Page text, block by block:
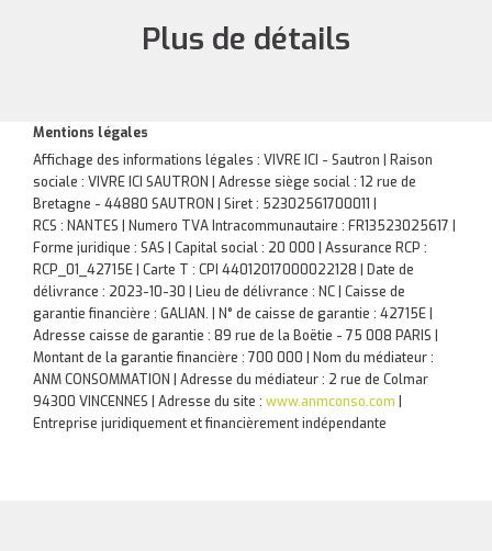
Plus de détails
Mentions légales
Affichage des informations légales : VIVRE ICI - Sautron | Raison
sociale : VIVRE ICI SAUTRON | Adresse siège social : 12 rue de
Bretagne - 44880 SAUTRON | Siret : 52302561700011 |
RCS : NANTES | Numero TVA Intracommunautaire : FR13523025617 |
Forme juridique : SAS | Capital social : 20 000 | Assurance RCP :
RCP_01_42715E | Carte T : CPI 44012017000022128 | Date de
délivrance : 2023-10-30 | Lieu de délivrance : NC | Caisse de
garantie financière : GALIAN. | N° de caisse de garantie : 42715E |
Adresse caisse de garantie : 89 rue de la Boëtie - 75 008 PARIS |
Montant de la garantie financière : 700 000 | Nom du médiateur :
ANM CONSOMMATION | Adresse du médiateur : 2 rue de Colmar
94300 VINCENNES | Adresse du site : www.anmconso.com
Entreprise juridiquement et financièrement indépendante